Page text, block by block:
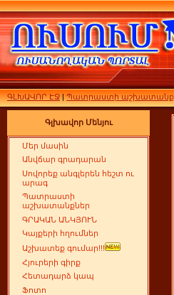
ԳԼԽԱՎՈՐ ԷՋ|Պատրաստի
Գլխավոր Մենյու
Մեր մասին
Անվճար գրադարան
Սովորեք անգլերեն հեշտ ու
արագ
Պատրաստի
աշխատանքներ
ԳՐԱԿԱՆ ԱՆԿՅՈՒՆ
Կայքերի հղումներ
Աշխատեք գումար!!!
Հյուրերի գիրք
Հետադարձ կապ
Ֆոտո